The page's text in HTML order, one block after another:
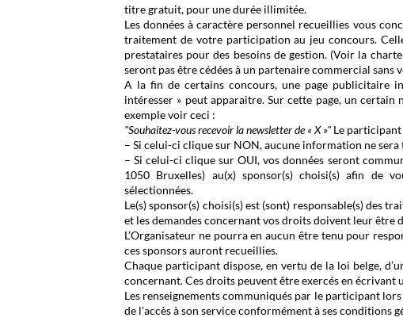
titre gratuit, pour une durée illimitée.
Les données à caractère personnel recueillies vous
traitement de votre participation au jeu concours.
prestataires pour des besoins de gestion. (Voir la
seront pas être cédées à un partenaire commercial sans
A la fin de certains concours, une page publicitaire
intéresser » peut apparaitre. Sur cette page, un
exemple voir ceci :
"Souhaitez-vous recevoir la newsletter de « X »" Le participant
– Si celui-ci clique sur NON, aucune information ne sera
– Si celui-ci clique sur OUI, vos données seront
1050 Bruxelles) au(x) sponsor(s) choisi(s) afin de
sélectionnées.
Le(s) sponsor(s) choisi(s) est (sont) responsable(s) des
et les demandes concernant vos droits doivent leur être
L’Organisateur ne pourra en aucun être tenu pour
ces sponsors auront recueillies.
Chaque participant dispose, en vertu de la loi belge,
concernant. Ces droits peuvent être exercés en écrivant
Les renseignements communiqués par le participant
de l’accès à son service conformément à ses conditions